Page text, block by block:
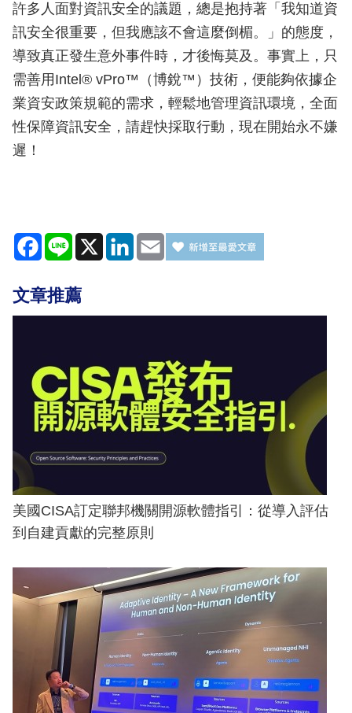
許多人面對資訊安全的議題，總是抱持著「我知道資
訊安全很重要，但我應該不會這麼倒楣。」的態度，
導致真正發生意外事件時，才後悔莫及。事實上，只
需善用Intel® vPro™（博銳™）技術，便能夠依據企
業資安政策規範的需求，輕鬆地管理資訊環境，全面
性保障資訊安全，請趕快採取行動，現在開始永不嫌
遲！
Facebook
Line X LinkedIn
Email
文章推薦
美國CISA訂定聯邦機關開源軟體指引：從導入評估
到自建貢獻的完整原則